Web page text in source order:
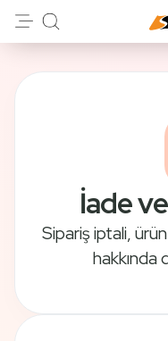
İade
Sipariş iptali,
hakkında